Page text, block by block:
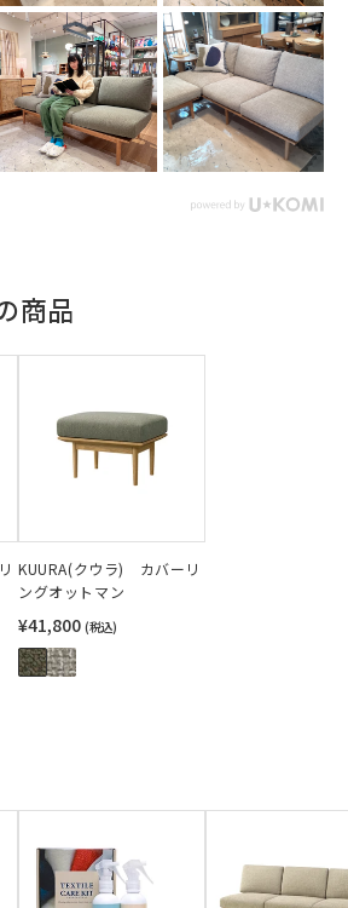
商品
KUURA(クウラ) カバーリ
ングオットマン
¥41,800 (税込)